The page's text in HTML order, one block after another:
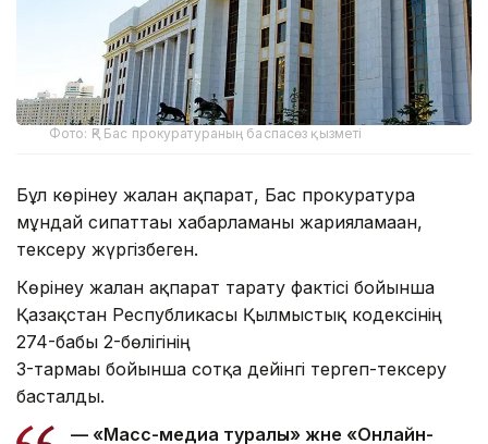
Фото: ҚР Бас прокуратураның баспасөз қызметі
Бұл көрінеу жалған ақпарат, Бас прокуратура
мұндай сипаттағы хабарламаны жарияламаған,
тексеру жүргізбеген.
Көрінеу жалған ақпарат тарату фактісі бойынша
Қазақстан Республикасы Қылмыстық кодексінің
274-бабы 2-бөлігінің
3-тармағы бойынша сотқа дейінгі тергеп-тексеру
басталды.
— «Масс-медиа туралы» және «Онлайн-